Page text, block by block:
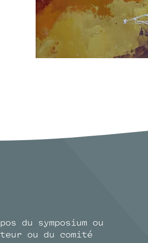
du symposium ou
ou du comité